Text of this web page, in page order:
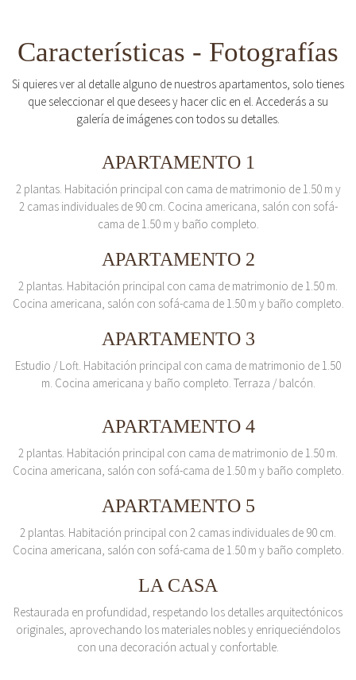
Características - Fotografías
Si quieres ver al detalle alguno de nuestros apartamentos, solo tienes
que seleccionar el que desees y hacer clic en el. Accederás a su
galería de imágenes con todos su detalles.
APARTAMENTO 1
2 plantas. Habitación principal con cama de matrimonio de 1.50 m y
2 camas individuales de 90 cm. Cocina americana, salón con sofá-
cama de 1.50 m y baño completo.
APARTAMENTO 2
2 plantas. Habitación principal con cama de matrimonio de 1.50 m.
Cocina americana, salón con sofá-cama de 1.50 m y baño completo.
APARTAMENTO 3
Estudio / Loft. Habitación principal con cama de matrimonio de 1.50
m. Cocina americana y baño completo. Terraza / balcón.
APARTAMENTO 4
2 plantas. Habitación principal con cama de matrimonio de 1.50 m.
Cocina americana, salón con sofá-cama de 1.50 m y baño completo.
APARTAMENTO 5
2 plantas. Habitación principal con 2 camas individuales de 90 cm.
Cocina americana, salón con sofá-cama de 1.50 m y baño completo.
LA CASA
Restaurada en profundidad, respetando los detalles arquitectónicos
originales, aprovechando los materiales nobles y enriqueciéndolos
con una decoración actual y confortable.